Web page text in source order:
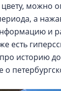
можно
а
и
есть
историю
о